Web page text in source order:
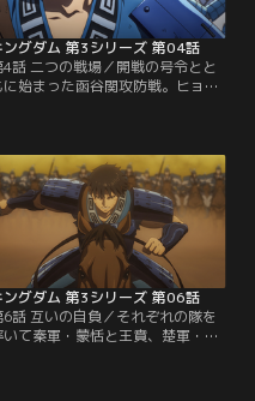
を繰り広げる秦軍の姿。【提供：
ンダイチャンネル】
ングダム 第3シリーズ 第04話
4話 二つの戦場／開戦の号令とと
に始まった函谷関攻防戦。ヒョウ
次々と撃破してゆく。ところが勢
に乗っていたはずのヒョウ公軍の
きが突然止まる。実はヒョウ公軍
、趙軍総大将・李牧が全幅の信頼
を寄せる副将・慶舎が張り巡らした
罠にいつの間にか…。【提供：バン
ダイチャンネル】
ングダム 第3シリーズ 第06話
6話 互いの自負／それぞれの隊を
いて秦軍・蒙恬と王賁、楚軍・項